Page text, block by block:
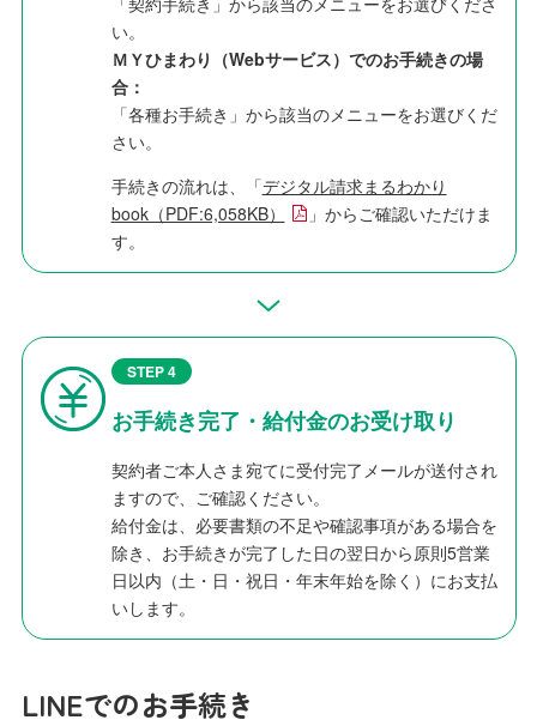
い。
ＭＹひまわり（Webサービス）でのお手続きの場
合：
「各種お手続き」から該当のメニューをお選びくだ
さい。
手続きの流れは、「デジタル請求まるわかり
book（PDF:6,058KB）
」からご確認いただけま
す。
STEP 4
お手続き完了・給付金のお受け取り
契約者ご本人さま宛てに受付完了メールが送付され
ますので、ご確認ください。
給付金は、必要書類の不足や確認事項がある場合を
除き、お手続きが完了した日の翌日から原則5営業
日以内（土・日・祝日・年末年始を除く）にお支払
いします。
LINEでのお手続き